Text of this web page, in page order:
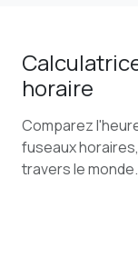
horaire
Comparez
fuseaux
travers le monde.